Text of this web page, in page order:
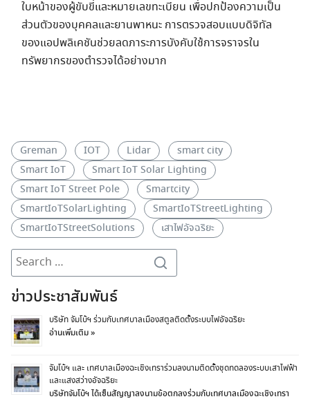
ใบหน้าของผู้ขับขี่และหมายเลขทะเบียน เพื่อปกป้องความเป็น
ส่วนตัวของบุคคลและยานพาหนะ การตรวจสอบแบบดิจิทัล
ของแอปพลิเคชันช่วยลดภาระการบังคับใช้การจราจรใน
ทรัพยากรของตํารวจได้อย่างมาก
Greman IOT Lidar
smart city
Smart IoT
Smart IoT Solar Lighting
Smart IoT Street Pole
Smartcity
SmartIoTSolarLighting
SmartIoTStreetLighting
SmartIoTStreetSolutions
เสาไฟอัจฉริยะ
Search
for:
ข่าวประชาสัมพันธ์
บริษัท จัมโบ้ฯ ร่วมกับเทศบาลเมืองสตูลติดตั้งระบบไฟอัจฉริยะ
อ่านเพิ่มเติม »
จัมโบ้ฯ และ เทศบาลเมืองฉะเชิงเทราร่วมลงนามติดตั้งชุดทดลองระบบเสาไฟฟ้า
และแสงสว่างอัจฉริยะ
บริษัทจัมโบ้ฯ ได้เซ็นสัญญาลงนามข้อตกลงร่วมกับเทศบาลเมืองฉะเชิงเทรา